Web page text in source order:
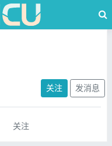
关注 发消息
关注